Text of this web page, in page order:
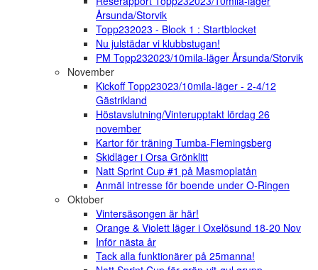
Årsunda/Storvik
Topp232023 - Block 1 : Startblocket
Nu julstädar vi klubbstugan!
PM Topp232023/10mila-läger Årsunda/Storvik
November
Kickoff Topp23023/10mila-läger - 2-4/12
Gästrikland
Höstavslutning/Vinterupptakt lördag 26
november
Kartor för träning Tumba-Flemingsberg
Skidläger i Orsa Grönklitt
Natt Sprint Cup #1 på Masmoplatån
Anmäl intresse för boende under O-Ringen
Oktober
Vintersäsongen är här!
Orange & Violett läger i Oxelösund 18-20 Nov
Inför nästa år
Tack alla funktionärer på 25manna!